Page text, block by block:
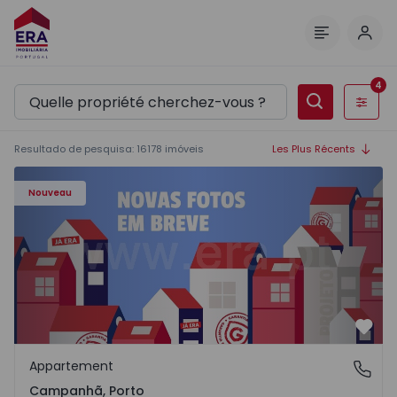
Filtres
4
Resultado de pesquisa: 16178 imóveis Les Plus Récents
Nouveau
Appartement T3 Porto, Campanhã - 1575504 - 1
Campanhã, Porto
Appartement
Campanhã, Porto